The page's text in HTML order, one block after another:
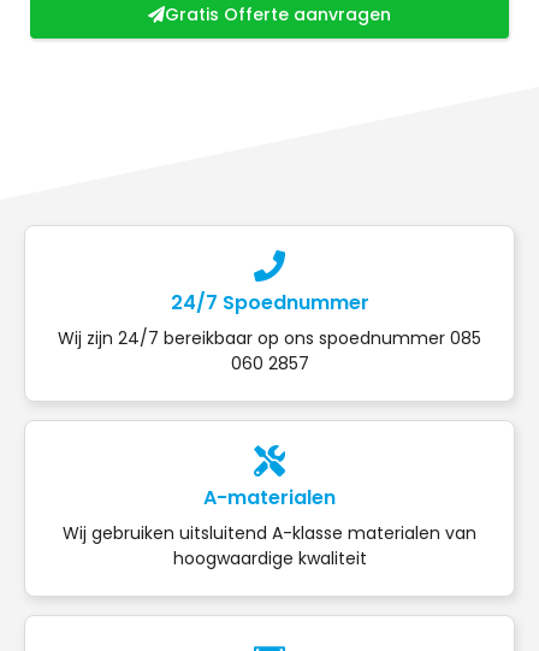
Gratis Offerte aanvragen
24/7 Spoednummer
Wij zijn 24/7 bereikbaar op ons spoednummer 085
060 2857
A-materialen
Wij gebruiken uitsluitend A-klasse materialen van
hoogwaardige kwaliteit